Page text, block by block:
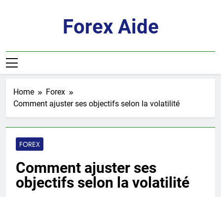
Forex Aide
Home
Forex
Comment ajuster ses objectifs selon la volatilité
FOREX
Comment ajuster ses
objectifs selon la volatilité